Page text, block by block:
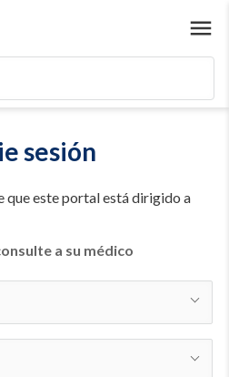
sesión
que este portal está dirigido a
a su médico